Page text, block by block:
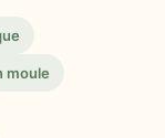
moule